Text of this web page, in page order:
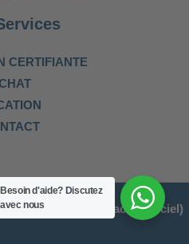
CERTIFIANTE
du Neurofeedback (Officiel)
Besoin d'aide? Discutez
avec nous